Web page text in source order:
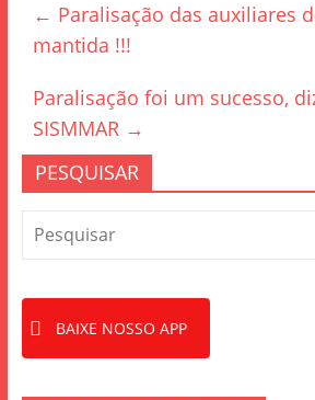
b
o
o
k
← Paralisação das auxiliares
mantida !!!
Paralisação foi um sucesso,
SISMMAR →
PESQUISAR
BAIXE NOSSO APP